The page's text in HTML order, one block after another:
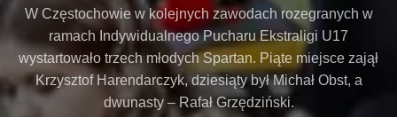
W Częstochowie w kolejnych zawodach rozegranych w
ramach Indywidualnego Pucharu Ekstraligi U17
wystartowało trzech młodych Spartan. Piąte miejsce zajął
Krzysztof Harendarczyk, dziesiąty był Michał Obst, a
dwunasty – Rafał Grzędziński.